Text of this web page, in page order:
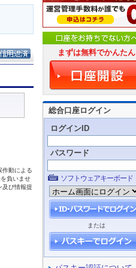
まずは無料でかんたん
総合口座ログイン
ログインID
パスワード
ソフトウェアキーボード
または